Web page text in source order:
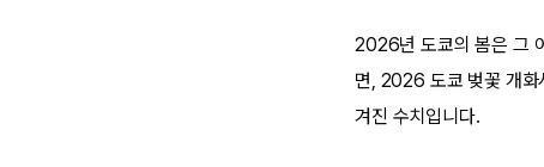
2026년 도쿄의 봄은 그
면, 2026 도쿄 벚꽃 개화
겨진 수치입니다.